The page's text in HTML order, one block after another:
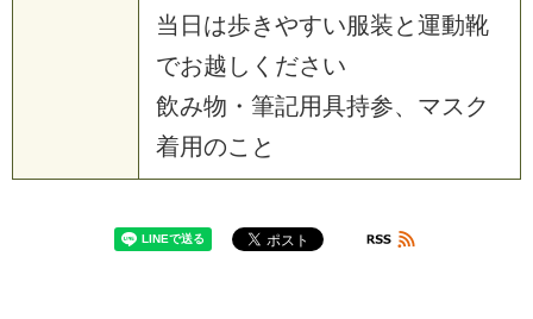
当日は歩きやすい服装と運動靴
でお越しください
飲み物・筆記用具持参、マスク
着用のこと